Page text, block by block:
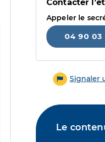
Contacter
Appeler le
04 90 03
Signaler
Le